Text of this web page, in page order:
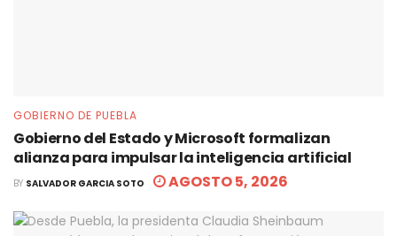
GOBIERNO DE PUEBLA
Gobierno del Estado y Microsoft formalizan
alianza para impulsar la inteligencia artificial
BY SALVADOR GARCIA SOTO AGOSTO 5, 2026